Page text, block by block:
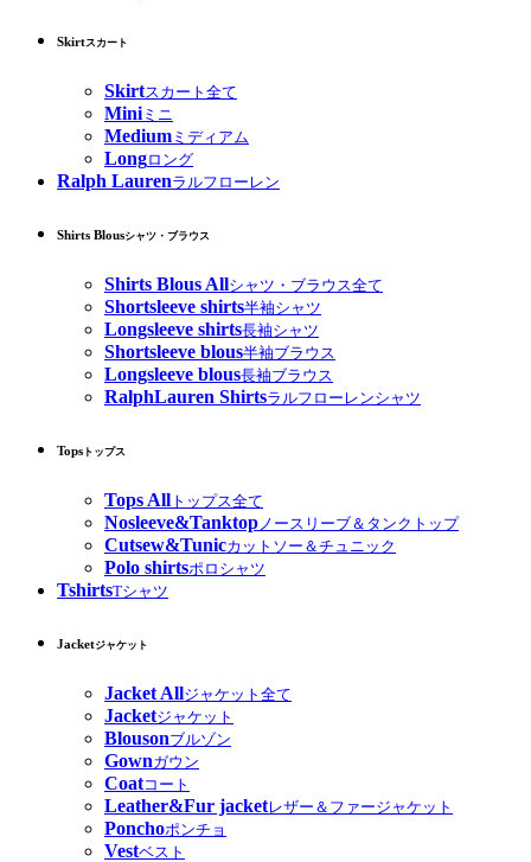
Skirtスカート
Skirtスカート全て
Miniミニ
Medium ミディアム
Longロング
Ralph Laurenラルフローレン
Shirts Blousシャツ・ブラウス
Shirts Blous Allシャツ・ブラウス全て
Shortsleeve shirts半袖シャツ
Longsleeve shirts長袖シャツ
Shortsleeve blous半袖ブラウス
Longsleeve blous長袖ブラウス
RalphLauren Shirtsラルフローレンシャツ
Tops トップス
Tops All トップス全て
Nosleeve&Tanktop ノースリーブ＆タンクトップ
Cutsew&Tunicカットソー＆チュニック
Polo shirtsポロシャツ
TshirtsTシャツ
Jacketジャケット
Jacket Allジャケット全て
Jacketジャケット
Blousonブルゾン
Gownガウン
Coatコート
Leather&Fur jacketレザー＆ファージャケット
Ponchoポンチョ
Vestベスト